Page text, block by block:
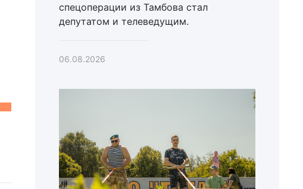
спецоперации из Тамбова стал
депутатом и телеведущим.
06.08.2026